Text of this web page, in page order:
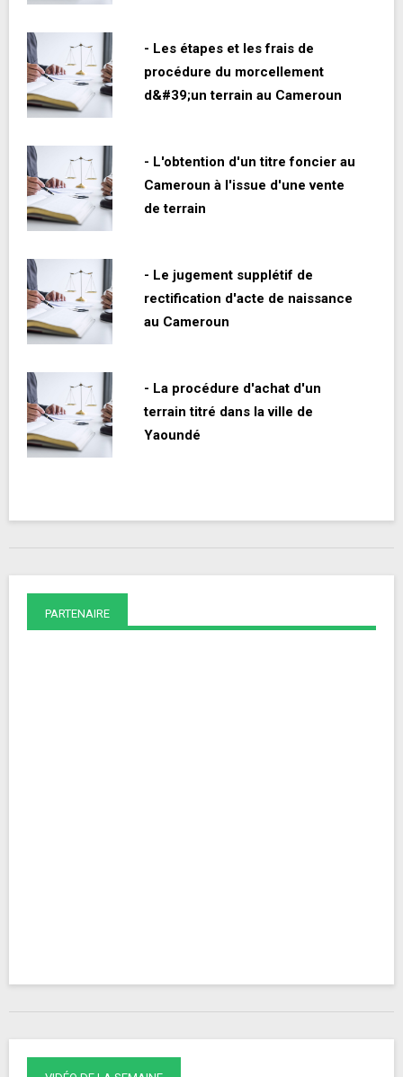
- Les étapes et les frais de
procédure du morcellement
d&#39;un terrain au Cameroun
- L'obtention d'un titre foncier au
Cameroun à l'issue d'une vente
de terrain
- Le jugement supplétif de
rectification d'acte de naissance
au Cameroun
- La procédure d'achat d'un
terrain titré dans la ville de
Yaoundé
PARTENAIRE